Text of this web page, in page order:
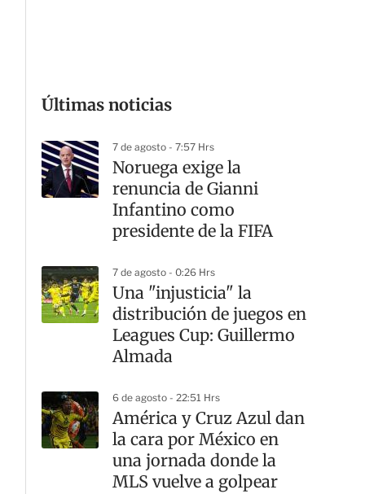
Últimas noticias
7 de agosto - 7:57 Hrs
Noruega exige la
renuncia de Gianni
Infantino como
presidente de la FIFA
7 de agosto - 0:26 Hrs
Una "injusticia" la
distribución de juegos en
Leagues Cup: Guillermo
Almada
6 de agosto - 22:51 Hrs
América y Cruz Azul dan
la cara por México en
una jornada donde la
MLS vuelve a golpear